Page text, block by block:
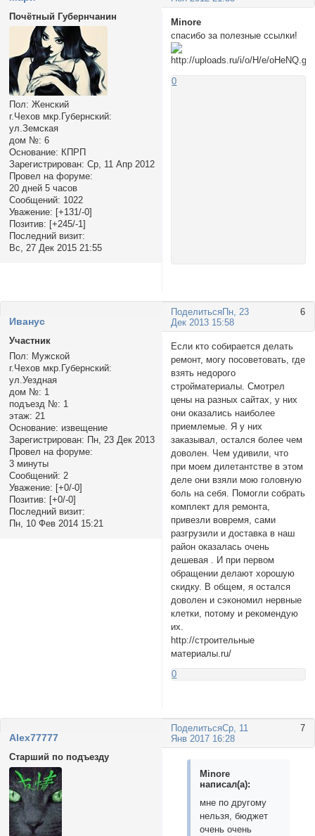
Почётный Губернчанин
Пол: Женский
г.Чехов мкр.Губернский:
ул.Земская
дом №: 6
Основание: КПРП
Зарегистрирован: Ср, 11 Апр 2012
Провел на форуме:
20 дней 5 часов
Сообщений: 1022
Уважение: [+131/-0]
Позитив: [+245/-1]
Последний визит:
Вс, 27 Дек 2015 21:55
Minore
спасибо за полезные ссылки!
0
Поделиться 6
Пн, 23
Дек 2013 15:58
Иванус
Участник
Пол: Мужской
г.Чехов мкр.Губернский:
ул.Уездная
дом №: 1
подъезд №: 1
этаж: 21
Основание: извещение
Зарегистрирован: Пн, 23 Дек 2013
Провел на форуме:
3 минуты
Сообщений: 2
Уважение: [+0/-0]
Позитив: [+0/-0]
Последний визит:
Пн, 10 Фев 2014 15:21
Если кто собирается делать
ремонт, могу посоветовать, где
взять недорого
стройматериалы. Смотрел
цены на разных сайтах, у них
они оказались наиболее
приемлемые. Я у них
заказывал, остался более чем
доволен. Чем удивили, что
при моем дилетантстве в этом
деле они взяли мою головную
боль на себя. Помогли собрать
комплект для ремонта,
привезли вовремя, сами
разгрузили и доставка в наш
район оказалась очень
дешевая . И при первом
обращении делают хорошую
скидку. В общем, я остался
доволен и сэкономил нервные
клетки, потому и рекомендую
их.
http://строительные
материалы.ru/
0
Поделиться 7
Ср, 11
Янв 2017 16:28
Alex77777
Старший по подъезду
Minore
написал(а):
мне по другому
нельзя, бюджет
очень очень